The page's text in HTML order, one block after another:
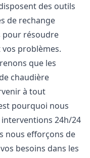
des outils
de rechange
pour résoudre
problèmes.
que les
chaudière
à tout
pourquoi nous
24h/24
nous efforçons de
besoins dans les